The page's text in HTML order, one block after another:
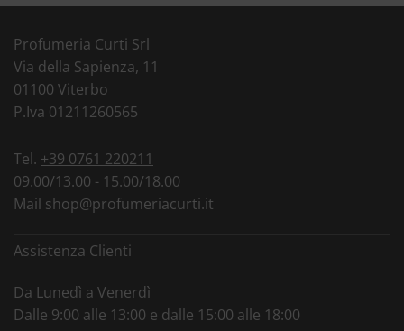
Profumeria Curti Srl
Via della Sapienza, 11
01100 Viterbo
P.Iva 01211260565
Tel. +39 0761 220211
09.00/13.00 - 15.00/18.00
Mail shop@profumeriacurti.it
Assistenza Clienti
Da Lunedì a Venerdì
Dalle 9:00 alle 13:00 e dalle 15:00 alle 18:00